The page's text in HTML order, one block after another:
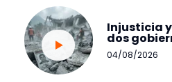
Injusticia
dos
04/08/2026